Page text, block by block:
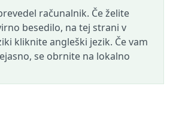
računalnik. Če želite
besedilo, na tej strani v
kliknite angleški jezik. Če vam
se obrnite na lokalno